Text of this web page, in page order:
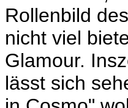
Rollenbild
nicht viel
Glamour.
lässt sich